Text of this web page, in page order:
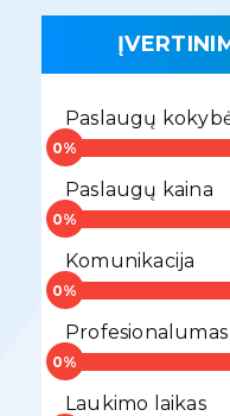
Paslaugų
Paslaugų kaina
Komunikacija
Profesionalumas
Laukimo laikas